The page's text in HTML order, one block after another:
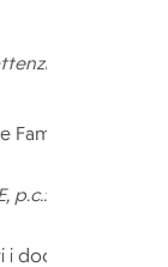
di:
Famiglie
p.c.:
i docenti